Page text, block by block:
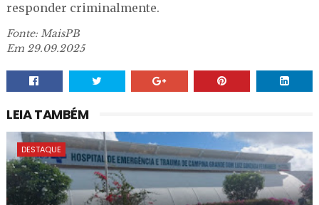
responder criminalmente.
Fonte: MaisPB
Em 29.09.2025
LEIA TAMBÉM
DESTAQUE